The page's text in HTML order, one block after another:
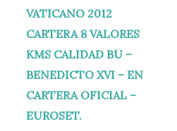
VATICANO 2012
CARTERA 8 VALORES
KMS CALIDAD BU –
BENEDICTO XVI – EN
CARTERA OFICIAL –
EUROSET.